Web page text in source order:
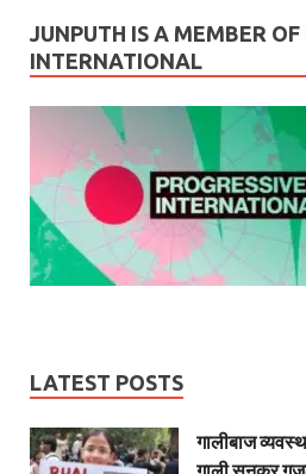
JUNPUTH IS A MEMBER OF
INTERNATIONAL
LATEST POSTS
गालीबाज